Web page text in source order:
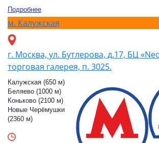
Подробнее
м. Калужская
г. Москва, ул. Бутлерова, д.17, БЦ
торговая галерея, п. 3025.
Калужская (650 м)
Беляево (1000 м)
Коньково (2100 м)
Новые Черёмушки
(2360 м)